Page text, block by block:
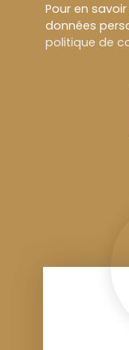
Pour en
données
politique de